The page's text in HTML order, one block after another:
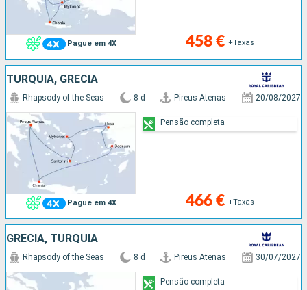
Pague em 4X 458 € +Taxas
TURQUIA, GRÉCIA
Pague em 4X
Rhapsody of the Seas 8 d Pireus Atenas 20/08/2027
466 € +Taxas
Pensão completa
GRÉCIA, TURQUIA
Rhapsody of the Seas 8 d Pireus Atenas 30/07/2027
Pensão completa